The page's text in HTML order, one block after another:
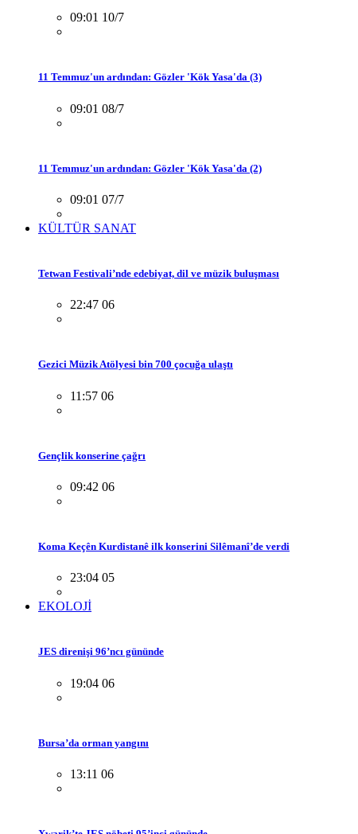
09:01 10/7
11 Temmuz'un ardından: Gözler 'Kök Yasa'da (3)
09:01 08/7
11 Temmuz'un ardından: Gözler 'Kök Yasa'da (2)
09:01 07/7
KÜLTÜR SANAT
Tetwan Festivali’nde edebiyat, dil ve müzik buluşması
22:47 06
Gezici Müzik Atölyesi bin 700 çocuğa ulaştı
11:57 06
Gençlik konserine çağrı
09:42 06
Koma Keçên Kurdistanê ilk konserini Silêmanî’de verdi
23:04 05
EKOLOJİ
JES direnişi 96’ncı gününde
19:04 06
Bursa’da orman yangını
13:11 06